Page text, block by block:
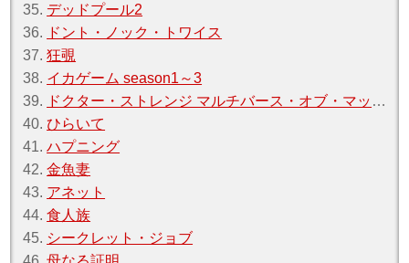
35. デッドプール2
36. ドント・ノック・トワイス
37.狂覗
38. イカゲーム season1～3
39. ドクター・ストレンジ マルチバース・オブ・マッドネス
40.ひらいて
41.ハプニング
42.金魚妻
43. アネット
44.食人族
45. シークレット・ジョブ